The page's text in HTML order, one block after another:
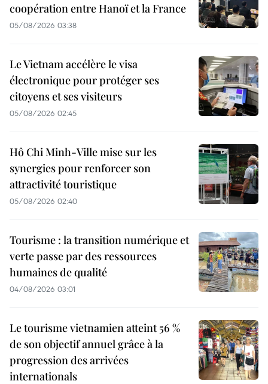
coopération entre Hanoï et la France
05/08/2026 03:38
Le Vietnam accélère le visa
électronique pour protéger ses
citoyens et ses visiteurs
05/08/2026 02:45
Hô Chi Minh-Ville mise sur les
synergies pour renforcer son
attractivité touristique
05/08/2026 02:40
Tourisme : la transition numérique et
verte passe par des ressources
humaines de qualité
04/08/2026 03:01
Le tourisme vietnamien atteint 56 %
de son objectif annuel grâce à la
progression des arrivées
internationals